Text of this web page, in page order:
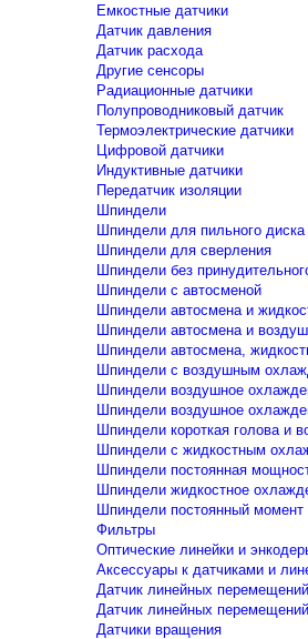
Емкостные датчики
Датчик давления
Датчик расхода
Другие сенсоры
Радиационные датчики
Полупроводниковый датчик
Термоэлектрические датчики
Цифровой датчики
Индуктивные датчики
Передатчик изоляции
Шпиндели
Шпиндели для пильного диска
Шпиндели для сверления
Шпиндели без
Шпиндели с автосменой
Шпиндели автосмена и
Шпиндели автосмена и
Шпиндели автосмена,
Шпиндели с воздушным
Шпиндели воздушное
Шпиндели воздушное
Шпиндели короткая голова и
Шпиндели с жидкостным
Шпиндели постоянная
Шпиндели жидкостное
Шпиндели постоянный
Фильтры
Оптические линейки и
Аксессуары к датчиками и
Датчик линейных
Датчик линейных
Датчики вращения